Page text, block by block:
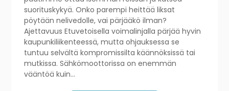
suorituskykyä. Onko parempi heittää liksat
pöytään nelivedolle, vai pärjääkö ilman?
Ajettavuus Etuvetoisella voimalinjalla pärjää hyvin
kaupunkiliikenteessä, mutta ohjauksessa se
tuntuu selvältä kompromissilta käännöksissä tai
mutkissa. Sähkömoottorissa on enemmän
vääntöä kuin…